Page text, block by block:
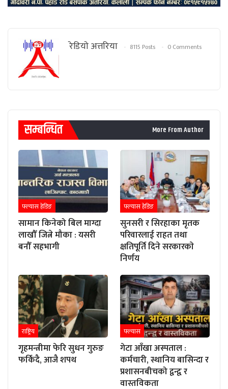
रेडियाे अत्तरिया 8115 Posts 0 Comments
सम्बन्धित More From Author
फ्ल्यास हेडिङ
सामान किनेको बिल माग्दा
लाखौँ जित्ने मौका : यसरी
बनौँ सहभागी
फ्ल्यास हेडिङ
सुनसरी र सिरहाका मृतक
परिवारलाई राहत तथा
क्षतिपूर्ति दिने सरकारकाे
निर्णय
राष्ट्रिय
गृहमन्त्रीमा फेरि सुधन गुरुङ
फर्किदै, आजै शपथ
फ्ल्यास
गेटा आँखा अस्पताल :
कर्मचारी, स्थानिय बासिन्दा र
प्रशासनबीचको द्वन्द्व र
वास्तविकता